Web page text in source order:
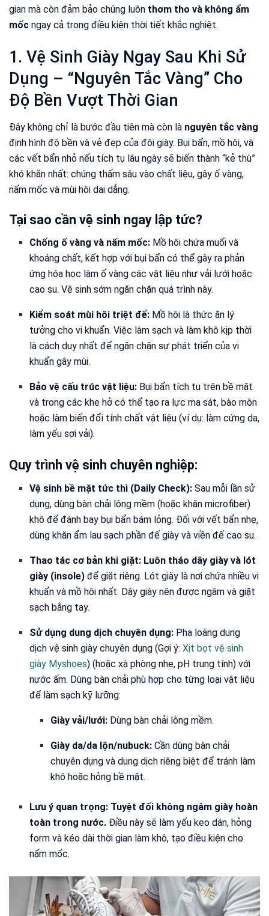
gian mà còn đảm bảo chúng luôn thơm tho và không ẩm
mốc ngay cả trong điều kiện thời tiết khắc nghiệt.
1. Vệ Sinh Giày Ngay Sau Khi Sử
Dụng – “Nguyên Tắc Vàng” Cho
Độ Bền Vượt Thời Gian
Đây không chỉ là bước đầu tiên mà còn là nguyên tắc vàng
định hình độ bền và vẻ đẹp của đôi giày. Bụi bẩn, mồ hôi, và
các vết bẩn nhỏ nếu tích tụ lâu ngày sẽ biến thành “kẻ thù”
khó khăn nhất: chúng thấm sâu vào chất liệu, gây ố vàng,
nấm mốc và mùi hôi dai dẳng.
Tại sao cần vệ sinh ngay lập tức?
Chống ố vàng và nấm mốc: Mồ hôi chứa muối và
khoáng chất, kết hợp với bụi bẩn có thể gây ra phản
ứng hóa học làm ố vàng các vật liệu như vải lưới hoặc
cao su. Vệ sinh sớm ngăn chặn quá trình này.
Kiểm soát mùi hôi triệt để: Mồ hôi là thức ăn lý
tưởng cho vi khuẩn. Việc làm sạch và làm khô kịp thời
là cách duy nhất để ngăn chặn sự phát triển của vi
khuẩn gây mùi.
Bảo vệ cấu trúc vật liệu: Bụi bẩn tích tụ trên bề mặt
và trong các khe hở có thể tạo ra lực ma sát, bào mòn
hoặc làm biến đổi tính chất vật liệu (ví dụ: làm cứng da,
làm yếu sợi vải).
Quy trình vệ sinh chuyên nghiệp:
Vệ sinh bề mặt tức thì (Daily Check): Sau mỗi lần sử
dụng, dùng bàn chải lông mềm (hoặc khăn microfiber)
khô để đánh bay bụi bẩn bám lỏng. Đối với vết bẩn nhẹ,
dùng khăn ẩm lau sạch phần đế giày và viền đế cao su.
Thao tác cơ bản khi giặt: Luôn tháo dây giày và lót
giày (insole) để giặt riêng. Lót giày là nơi chứa nhiều vi
khuẩn và mồ hôi nhất. Dây giày nên được ngâm và giặt
sạch bằng tay.
Sử dụng dung dịch chuyên dụng: Pha loãng dung
dịch vệ sinh giày chuyên dụng (Gợi ý:Xịt bọt vệ sinh
giày Myshoes) (hoặc xà phòng nhẹ, pH trung tính) với
nước ấm. Dùng bàn chải phù hợp cho từng loại vật liệu
để làm sạch kỹ lưỡng:
Giày vải/lưới:Dùng bàn chải lông mềm.
Giày da/da lộn/nubuck:Cần dùng bàn chải
chuyên dụng và dung dịch riêng biệt để tránh làm
khô hoặc hỏng bề mặt.
Lưu ý quan trọng: Tuyệt đối không ngâm giày hoàn
toàn trong nước. Điều này sẽ làm yếu keo dán, hỏng
form và kéo dài thời gian làm khô, tạo điều kiện cho
nấm mốc.